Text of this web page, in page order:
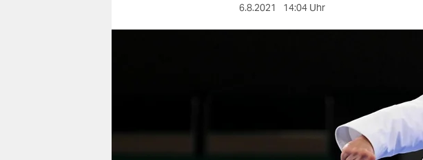
6.8.2021 14:04 Uhr